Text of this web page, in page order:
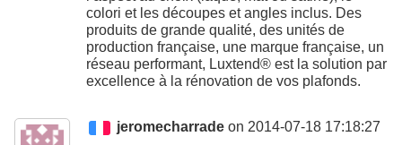
colori et les découpes et angles inclus. Des
produits de grande qualité, des unités de
production française, une marque française, un
réseau performant, Luxtend® est la solution par
excellence à la rénovation de vos plafonds.
jeromecharrade on 2014-07-18 17:18:27